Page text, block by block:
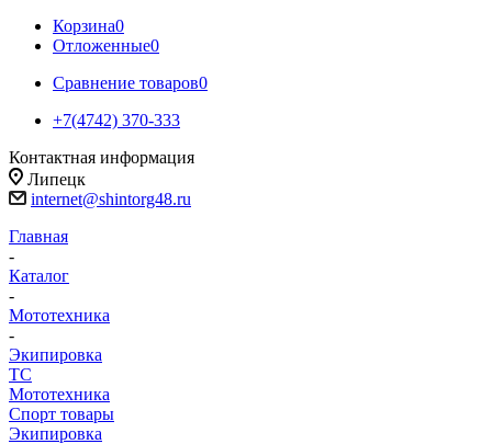
Корзина0
Отложенные0
Сравнение товаров0
+7(4742) 370-333
Контактная информация
Липецк
internet@shintorg48.ru
Главная
-
Каталог
-
Мототехника
-
Экипировка
ТС
Мототехника
Спорт товары
Экипировка